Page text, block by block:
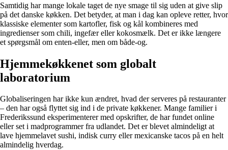
Samtidig har mange lokale taget de nye smage til sig uden at give slip
på det danske køkken. Det betyder, at man i dag kan opleve retter, hvor
klassiske elementer som kartofler, fisk og kål kombineres med
ingredienser som chili, ingefær eller kokosmælk. Det er ikke længere
et spørgsmål om enten-eller, men om både-og.
Hjemmekøkkenet som globalt
laboratorium
Globaliseringen har ikke kun ændret, hvad der serveres på restauranter
– den har også flyttet sig ind i de private køkkener. Mange familier i
Frederikssund eksperimenterer med opskrifter, de har fundet online
eller set i madprogrammer fra udlandet. Det er blevet almindeligt at
lave hjemmelavet sushi, indisk curry eller mexicanske tacos på en helt
almindelig hverdag.